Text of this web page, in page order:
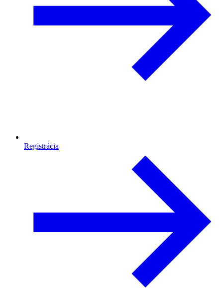
Registrácia